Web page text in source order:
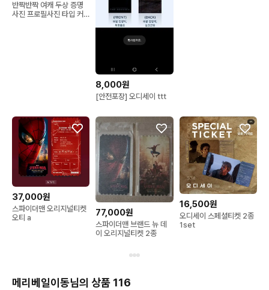
반짝반짝 여캐 두상 증명
사진 프로필사진 타입 커
8,000원
[안전포장] 오디세이 ttt
37,000원
스파이더맨 오리지널티켓
오티 a
77,000원
스파이더맨 브랜드 뉴 데
이 오리지널티켓 2종
16,500원
오디세이 스페셜티켓 2종
1set
메리베일이동님의 상품 116